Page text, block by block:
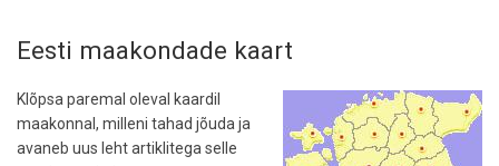
Eesti maakondade kaart
Klõpsa paremal oleval kaardil
maakonnal, milleni tahad jõuda ja
avaneb uus leht artiklitega selle